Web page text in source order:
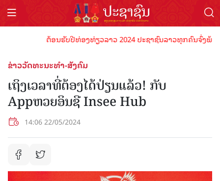
ຕ້ອນຮັບປີທ່ອງທ່ຽວລາວ 2024 ປະຊາຊົນລາວທຸກຄົນຈົ່ງພ້ອມ
ຂ່າວວັດທະນະທຳ-ສັງຄົມ
ເຖິງເວລາທີ່ຕ້ອງໄດ້ປ່ຽນແລ້ວ! ກັບ
Appຫວຍອິນຊີ Insee Hub
14:06 22/05/2024